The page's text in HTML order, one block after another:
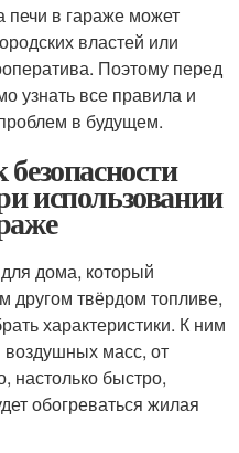
печи в гараже может
властей или
Поэтому перед
узнать все правила и
в будущем.
использовании
дома, который
другом твёрдом топливе,
характеристики. К ним
воздушных масс, от
настолько быстро,
обогреваться жилая